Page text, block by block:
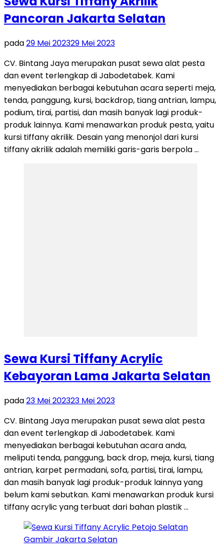
Pancoran Jakarta Selatan
pada29 Mei 202329 Mei 2023
CV. Bintang Jaya merupakan pusat sewa alat pesta
dan event terlengkap di Jabodetabek. Kami
menyediakan berbagai kebutuhan acara seperti meja,
tenda, panggung, kursi, backdrop, tiang antrian, lampu,
podium, tirai, partisi, dan masih banyak lagi produk-
produk lainnya. Kami menawarkan produk pesta, yaitu
kursi tiffany akrilik. Desain yang menonjol dari kursi
tiffany akrilik adalah memiliki garis-garis berpola …
Sewa Kursi Tiffany Acrylic
Kebayoran Lama Jakarta Selatan
pada23 Mei 202323 Mei 2023
CV. Bintang Jaya merupakan pusat sewa alat pesta
dan event terlengkap di Jabodetabek. Kami
menyediakan berbagai kebutuhan acara anda,
meliputi tenda, panggung, back drop, meja, kursi, tiang
antrian, karpet permadani, sofa, partisi, tirai, lampu,
dan masih banyak lagi produk-produk lainnya yang
belum kami sebutkan. Kami menawarkan produk kursi
tiffany acrylic yang terbuat dari bahan plastik …